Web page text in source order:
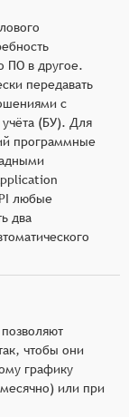
ПО в другое.
передавать
с
учёта (БУ). Для
программные
любые
два
чтобы они
графику
или при